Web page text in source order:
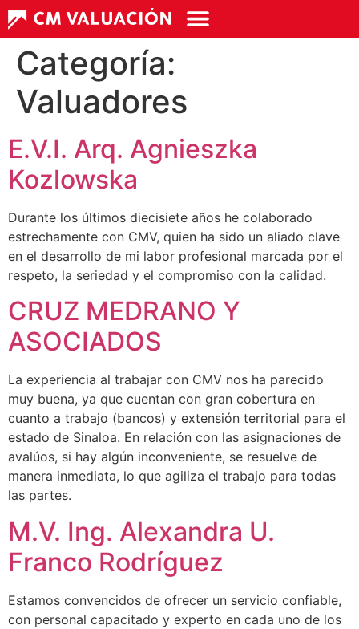
Categoría:
Valuadores
E.V.I. Arq. Agnieszka
Kozlowska
Durante los últimos diecisiete años he colaborado
estrechamente con CMV, quien ha sido un aliado clave
en el desarrollo de mi labor profesional marcada por el
respeto, la seriedad y el compromiso con la calidad.
CRUZ MEDRANO Y
ASOCIADOS
La experiencia al trabajar con CMV nos ha parecido
muy buena, ya que cuentan con gran cobertura en
cuanto a trabajo (bancos) y extensión territorial para el
estado de Sinaloa. En relación con las asignaciones de
avalúos, si hay algún inconveniente, se resuelve de
manera inmediata, lo que agiliza el trabajo para todas
las partes.
M.V. Ing. Alexandra U.
Franco Rodríguez
Estamos convencidos de ofrecer un servicio confiable,
con personal capacitado y experto en cada uno de los